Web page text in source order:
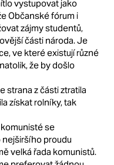
vystupovat jako
Občanské fórum i
zájmy studentů,
části národa. Je
ve které existují různé
že by došlo
strana z části ztratila
získat rolníky, tak
se
proudu
velká řada komunistů.